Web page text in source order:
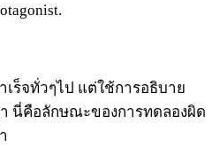
ร็จทั่วๆไป แต่ใช้การอธิบาย
นี่คือลักษณะของการทดลองผิด